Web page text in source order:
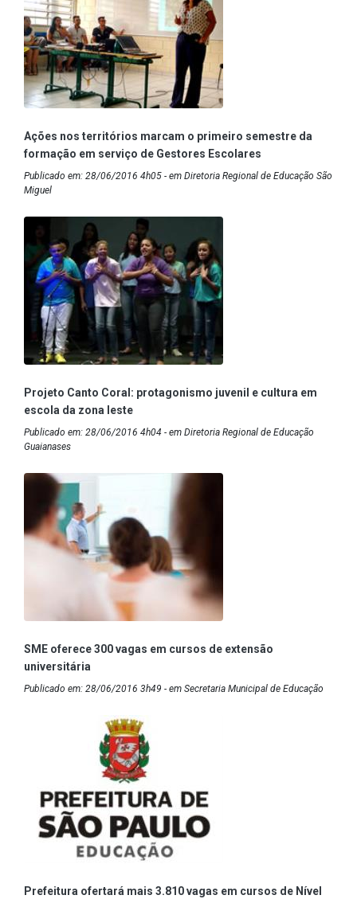
Ações nos territórios marcam o primeiro semestre da
formação em serviço de Gestores Escolares
Publicado em: 28/06/2016 4h05 - em Diretoria Regional de Educação São
Miguel
Projeto Canto Coral: protagonismo juvenil e cultura em
escola da zona leste
Publicado em: 28/06/2016 4h04 - em Diretoria Regional de Educação
Guaianases
SME oferece 300 vagas em cursos de extensão
universitária
Publicado em: 28/06/2016 3h49 - em Secretaria Municipal de Educação
Prefeitura ofertará mais 3.810 vagas em cursos de Nível